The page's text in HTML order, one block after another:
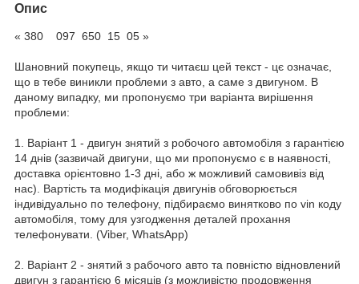
Опис
« 380 097 650 15 05 »
Шановний покупець, якщо ти читаєш цей текст - цє означає,
що в тебе виникли проблеми з авто, а саме з двигуном. В
даному випадку, ми пропонуємо три варіанта вирішення
проблеми:
1. Варіант 1 - двигун знятий з робочого автомобіля з гарантією
14 днів (зазвичай двигуни, що ми пропонуємо є в наявності,
доставка орієнтовно 1-3 дні, або ж можливий самовивіз від
нас). Вартість та модифікація двигунів обговорюється
індивідуально по телефону, підбираємо винятково по vin коду
автомобіля, тому для узгодження деталей прохання
телефонувати. (Viber, WhatsApp)
2. Варіант 2 - знятий з рабочого авто та повністю відновлений
двигун з гарантією 6 місяців (з можливістю продовження